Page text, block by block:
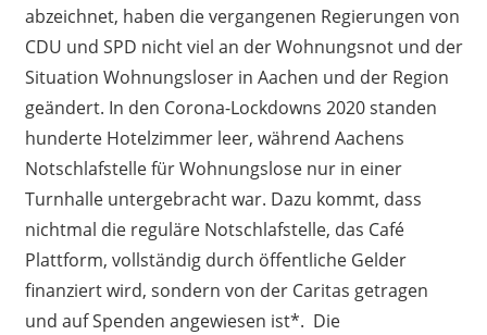
abzeichnet, haben die vergangenen Regierungen von
CDU und SPD nicht viel an der Wohnungsnot und der
Situation Wohnungsloser in Aachen und der Region
geändert. In den Corona-Lockdowns 2020 standen
hunderte Hotelzimmer leer, während Aachens
Notschlafstelle für Wohnungslose nur in einer
Turnhalle untergebracht war. Dazu kommt, dass
nichtmal die reguläre Notschlafstelle, das Café
Plattform, vollständig durch öffentliche Gelder
finanziert wird, sondern von der Caritas getragen
und auf Spenden angewiesen ist*. Die